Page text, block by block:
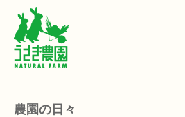
農園の日々